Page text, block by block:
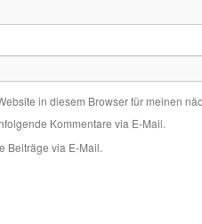
in diesem Browser für meinen
Kommentare via E-Mail.
Beiträge via E-Mail.